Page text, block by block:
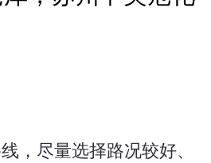
，尽量选择路况较好、